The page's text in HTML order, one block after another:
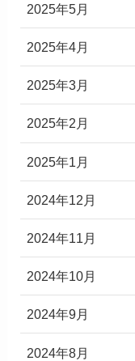
2025年5月
2025年4月
2025年3月
2025年2月
2025年1月
2024年12月
2024年11月
2024年10月
2024年9月
2024年8月